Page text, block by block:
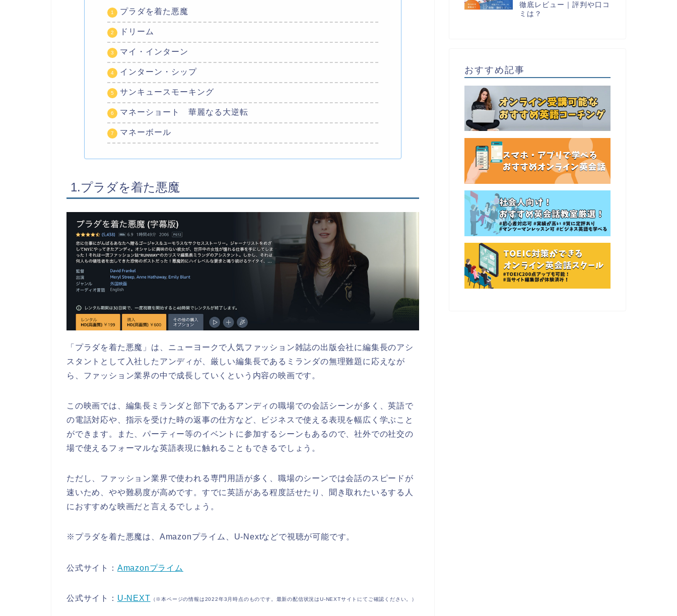
プラダを着た悪魔
ドリーム
マイ・インターン
インターン・シップ
サンキュースモーキング
マネーショート 華麗なる大逆転
マネーボール
1.プラダを着た悪魔
「プラダを着た悪魔」は、ニューヨークで人気ファッション雑誌の出版会社に編集長のアシ
スタントとして入社したアンディが、厳しい編集長であるミランダの無理難題に応えなが
ら、ファッション業界の中で成長していくという内容の映画です。
この映画では、編集長ミランダと部下であるアンディの職場での会話シーンが多く、英語で
の電話対応や、指示を受けた時の返事の仕方など、ビジネスで使える表現を幅広く学ぶこと
ができます。また、パーティー等のイベントに参加するシーンもあるので、社外での社交の
場で使えるフォーマルな英語表現に触れることもできるでしょう。
ただし、ファッション業界で使われる専門用語が多く、職場のシーンでは会話のスピードが
速いため、やや難易度が高めです。すでに英語がある程度話せたり、聞き取れたいるする人
におすすめな映画だと言えるでしょう。
※プラダを着た悪魔は、Amazonプライム、U-Nextなどで視聴が可能です。
公式サイト： Amazonプライム
公式サイト ： U-NEXT （※本ページの情報は2022年3月時点のものです。最新の配信状況はU-NEXTサイトにてご確認ください。）
徹底レビュー｜評判や口コ
ミは？
おすすめ記事